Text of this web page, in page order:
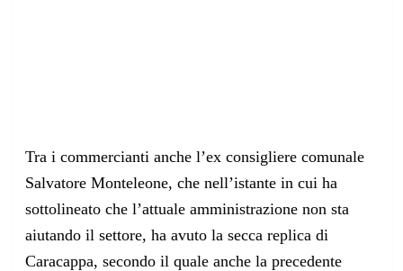
Tra i commercianti anche l’ex consigliere comunale
Salvatore Monteleone, che nell’istante in cui ha
sottolineato che l’attuale amministrazione non sta
aiutando il settore, ha avuto la secca replica di
Caracappa, secondo il quale anche la precedente